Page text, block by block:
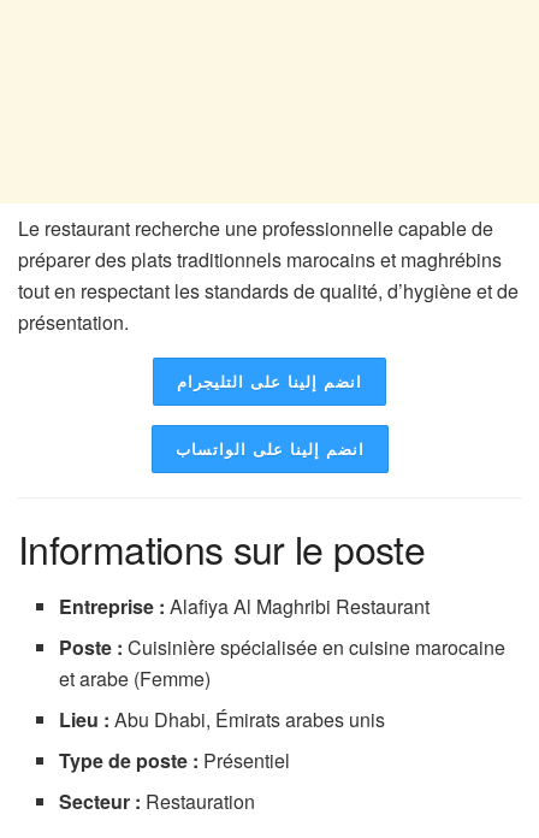
Le restaurant recherche une professionnelle capable de
préparer des plats traditionnels marocains et maghrébins
tout en respectant les standards de qualité, d’hygiène et de
présentation.
انضم إلينا على التليجرام
انضم إلينا على الواتساب
Informations sur le poste
Entreprise : Alafiya Al Maghribi Restaurant
Poste : Cuisinière spécialisée en cuisine marocaine
et arabe (Femme)
Lieu : Abu Dhabi, Émirats arabes unis
Type de poste : Présentiel
Secteur : Restauration